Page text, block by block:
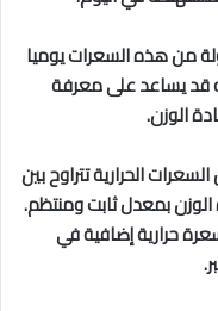
من هذه السعرات يوميا
إذ إنه قد يساعد على معرفة
الوزن.
الحرارية تتراوح بين
الوزن بمعدل ثابت ومنتظم.
ينصح باستهلاك كمية تصل إلى 1000 سعرة حرارية إضافية في